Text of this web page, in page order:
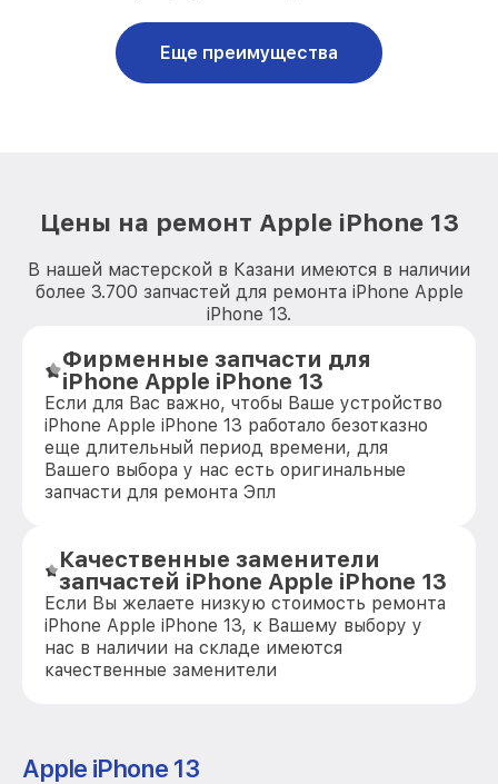
Еще преимущества
Цены на ремонт Apple iPhone 13
В нашей мастерской в Казани имеются в наличии
более 3.700 запчастей для ремонта iPhone Apple
iPhone 13.
Фирменные запчасти для
iPhone Apple iPhone 13
Если для Вас важно, чтобы Ваше устройство
iPhone Apple iPhone 13 работало безотказно
еще длительный период времени, для
Вашего выбора у нас есть оригинальные
запчасти для ремонта Эпл
Качественные заменители
запчастей iPhone Apple iPhone 13
Если Вы желаете низкую стоимость ремонта
iPhone Apple iPhone 13, к Вашему выбору у
нас в наличии на складе имеются
качественные заменители
Apple iPhone 13